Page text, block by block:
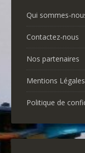
Qui sommes-
Contactez-nous
Nos partenaires
Mentions Légales
Politique de